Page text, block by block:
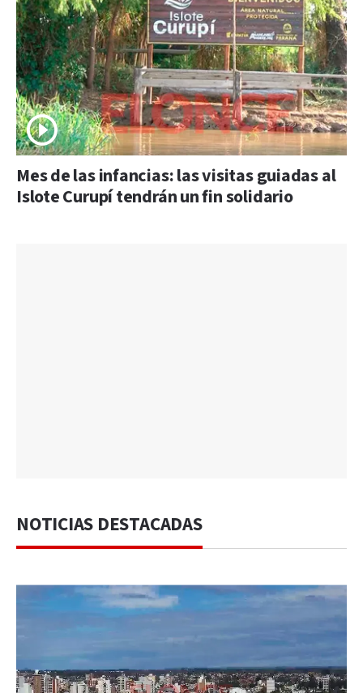
Mes de las infancias: las visitas guiadas al
Islote Curupí tendrán un fin solidario
NOTICIAS DESTACADAS